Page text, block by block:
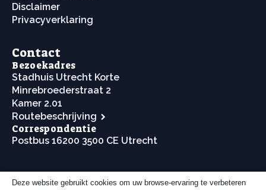
Disclaimer
Privacyverklaring
Contact
Bezoekadres
Stadhuis Utrecht Korte
Minrebroederstraat 2
Kamer 2.01
Routebeschrijving
Correspondentie
Postbus 16200 3500 CE Utrecht
Deze website gebruikt cookies om uw browse-ervaring te verbeteren